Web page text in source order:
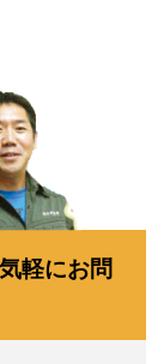
軽にお問